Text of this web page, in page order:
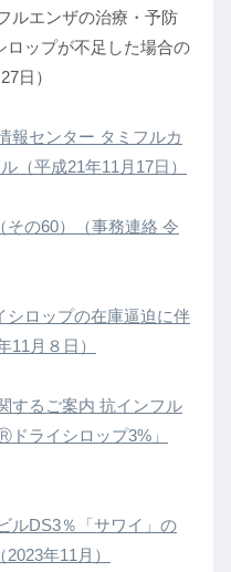
ルエンザの治療・予防
ロップが不足した場合の
日）
報センター タミフルカ
（平成21年11月17日）
その60）（事務連絡 令
シロップの在庫逼迫に伴
11月８日）
するご案内 抗インフル
ライシロップ3%」
ルDS3％「サワイ」の
年11月）